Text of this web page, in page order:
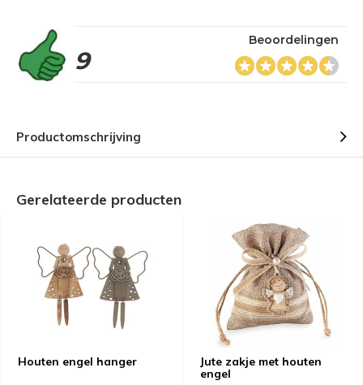
9
Beoordelingen
Productomschrijving
Gerelateerde producten
Houten engel hanger
Jute zakje met houten
engel